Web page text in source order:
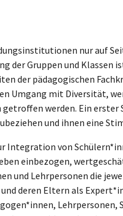
nur auf
der Gruppen und Klassen
der pädagogischen
Umgang mit Diversität,
werden. Ein erster
und ihnen eine
Integration von
einbezogen,
und Lehrpersonen die
deren Eltern als
Lehrpersonen,